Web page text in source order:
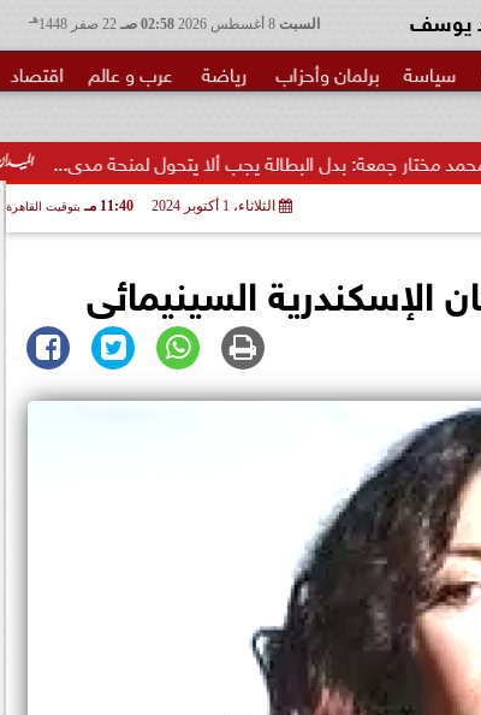
السبت 02:58 صـ هـ يوسف
سياسة برلمان وأحزاب رياضة عرب و عالم اقتصاد
محمد مختار البطالة يجب ألا يتحول لمنحة مدى...
الثلاثاء، 1 أكتوبر 2024 11:40 مـ بتوقيت القاهرة
الإسكندرية السينيمائى